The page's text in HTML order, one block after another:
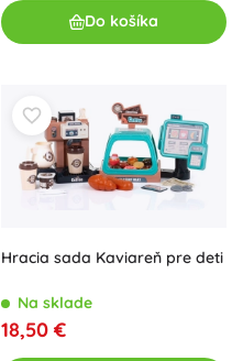
Do košíka
Hracia sada Kaviareň pre deti
Na sklade
18,50 €